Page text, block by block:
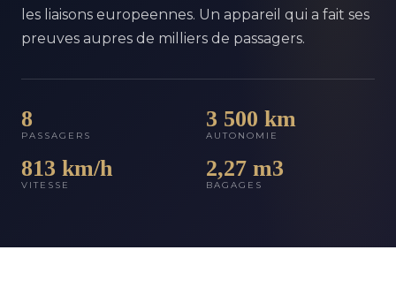
les liaisons europeennes. Un appareil qui a fait ses
preuves aupres de milliers de passagers.
8
PASSAGERS
3 500 km
AUTONOMIE
813 km/h
VITESSE
2,27 m3
BAGAGES